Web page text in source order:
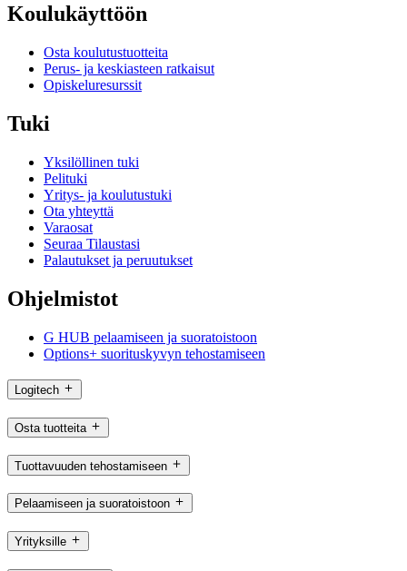
Koulukäyttöön
Osta koulutustuotteita
Perus- ja keskiasteen ratkaisut
Opiskeluresurssit
Tuki
Yksilöllinen tuki
Pelituki
Yritys- ja koulutustuki
Ota yhteyttä
Varaosat
Seuraa Tilaustasi
Palautukset ja peruutukset
Ohjelmistot
G HUB pelaamiseen ja suoratoistoon
Options+ suorituskyvyn tehostamiseen
Logitech
Osta tuotteita
Tuottavuuden tehostamiseen
Pelaamiseen ja suoratoistoon
Yrityksille